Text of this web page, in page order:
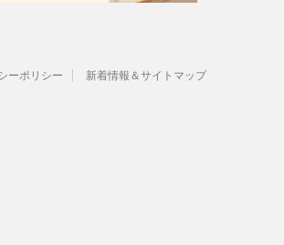
ーポリシー 新着情報＆サイトマップ